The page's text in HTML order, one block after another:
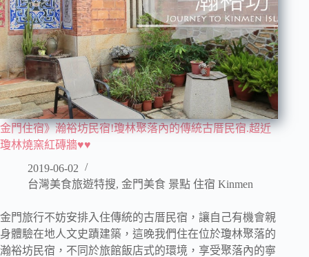
金門住宿》瀚裕坊民宿!瓊林聚落內的傳統古厝民宿.超近
瓊林燒窯紅磚牆♥♥
2019-06-02
台灣美食旅遊特搜, 金門美食 景點 住宿 Kinmen
金門旅行不妨安排入住傳統的古厝民宿，讓自己有機會親
身體驗在地人文史蹟建築，這晚我們住在位於瓊林聚落的
瀚裕坊民宿，不同於旅館飯店式的環境，享受聚落內的寧